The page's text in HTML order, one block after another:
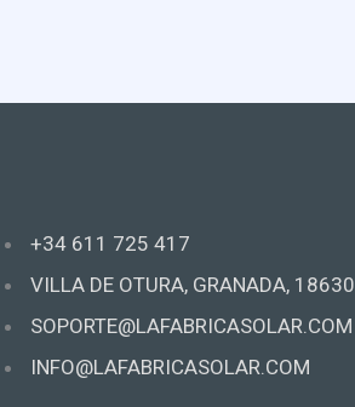
+34 611 725 417
VILLA DE OTURA, GRANADA, 18630
SOPORTE@LAFABRICASOLAR.COM
INFO@LAFABRICASOLAR.COM